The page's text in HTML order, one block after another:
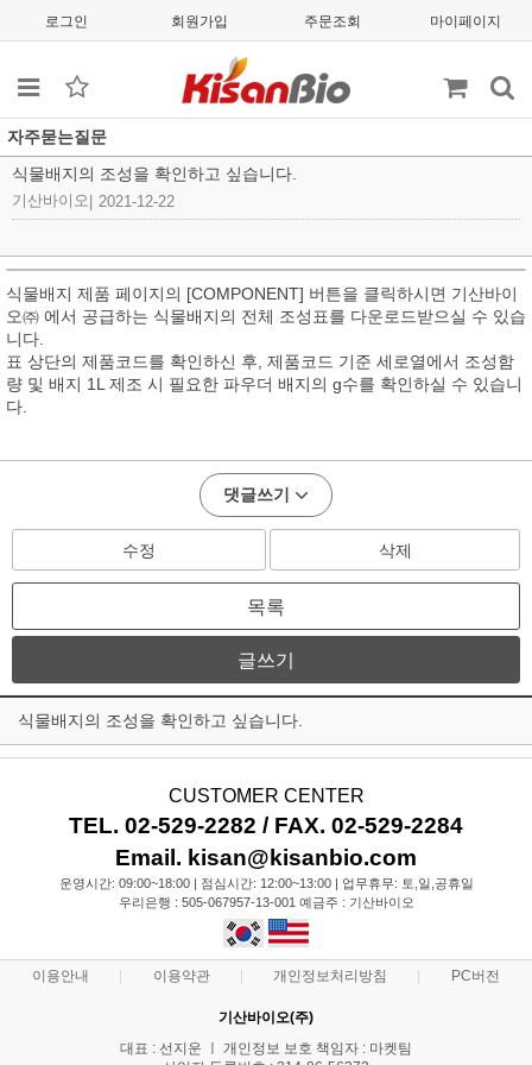
로그인 회원가입 주문조회 마이페이지
자주묻는질문
식물배지의 조성을 확인하고 싶습니다.
기산바이오 2021-12-22
식물배지 제품 페이지의 [COMPONENT] 버튼을 클릭하시면 기산바이
오㈜ 에서 공급하는 식물배지의 전체 조성표를 다운로드받으실 수 있습
니다
표 상단의 제품코드를 확인하신 후 제품코드 기준 세로열에서 조성함
량 및 배지 1L 제조 시 필요한 파우더 배지의 g수를 확인하실 수 있습니
다
댓글쓰기
수정 삭제
목록
글쓰기
식물배지의 조성을 확인하고 싶습니다.
CUSTOMER CENTER
TEL. 02-529-2282 / FAX. 02-529-2284
Email. kisan@kisanbio.com
운영시간: 09:00~18:00 | 점심시간: 12:00~13:00 | 업무휴무: 토,일,공휴일
우리은행 : 505-067957-13-001 예금주 : 기산바이오
이용안내 이용약관 개인정보처리방침 PC버전
기산바이오(주)
대표 : 선지운 ㅣ 개인정보 보호 책임자 : 마켓팀